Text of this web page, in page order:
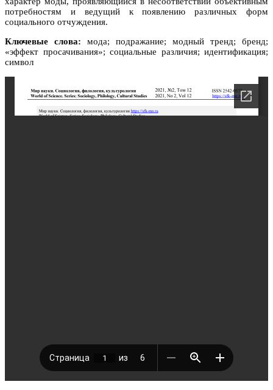
потребностям и ведущий к появлению различных форм
социального отчуждения.
Ключевые слова: мода; подражание; модный тренд; бренд;
«эффект просачивания»; социальные различия; идентификация;
символ